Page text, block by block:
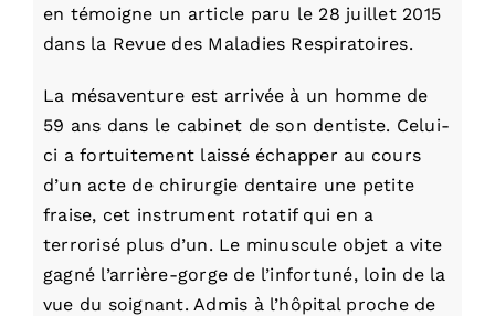
en témoigne un article paru le 28 juillet 2015
dans la Revue des Maladies Respiratoires.
La mésaventure est arrivée à un homme de
59 ans dans le cabinet de son dentiste. Celui-
ci a fortuitement laissé échapper au cours
d’un acte de chirurgie dentaire une petite
fraise, cet instrument rotatif qui en a
terrorisé plus d’un. Le minuscule objet a vite
gagné l’arrière-gorge de l’infortuné, loin de la
vue du soignant. Admis à l’hôpital proche de